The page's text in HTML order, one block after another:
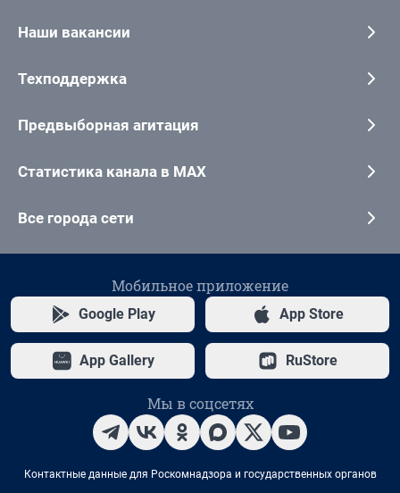
Наши вакансии
Техподдержка
Предвыборная агитация
Статистика канала в MAX
Все города сети
Мобильное приложение
Google Play App Store
App Gallery RuStore
Мы в соцсетях
Контактные данные для Роскомнадзора и государственных органов